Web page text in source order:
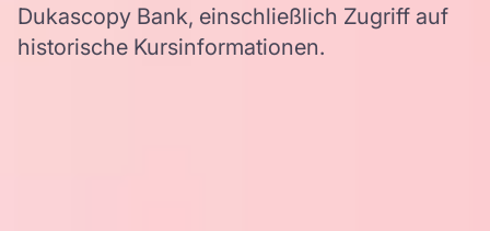
Dukascopy Bank, einschließlich Zugriff auf
historische Kursinformationen.